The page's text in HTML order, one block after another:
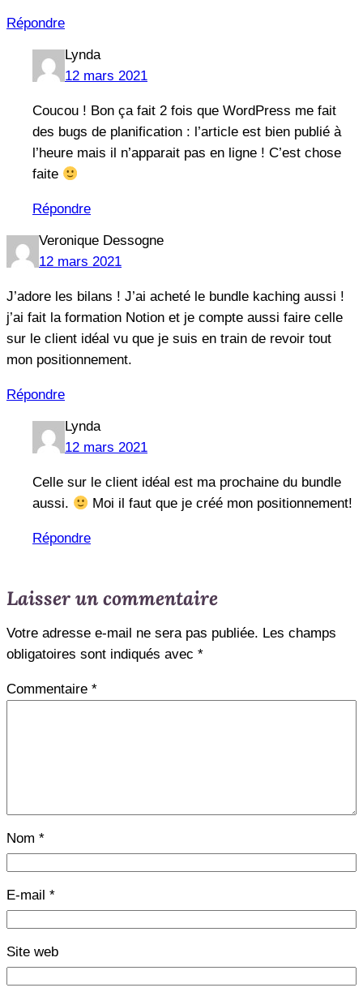
Répondre
Lynda
12 mars 2021
Coucou ! Bon ça fait 2 fois que WordPress me fait
des bugs de planification : l’article est bien publié à
l’heure mais il n’apparait pas en ligne ! C’est chose
faite
Répondre
Veronique Dessogne
12 mars 2021
J’adore les bilans ! J’ai acheté le bundle kaching aussi !
j’ai fait la formation Notion et je compte aussi faire celle
sur le client idéal vu que je suis en train de revoir tout
mon positionnement.
Répondre
Lynda
12 mars 2021
Celle sur le client idéal est ma prochaine du bundle
aussi.
Moi il faut que je créé mon positionnement!
Répondre
Laisser un commentaire
Votre adresse e-mail ne sera pas publiée. Les champs
obligatoires sont indiqués avec *
Commentaire *
Nom *
E-mail *
Site web